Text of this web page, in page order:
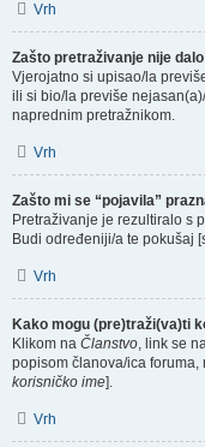
Vrh
Zašto pretraživanje nije
Vjerojatno si upisao/la
ili si bio/la previše
naprednim pretražnikom.
Vrh
Zašto mi se “pojavila”
Pretraživanje je rezultiralo s
Budi određeniji/a te pokušaj
Vrh
Kako mogu (pre)traži(va)ti
Klikom na Članstvo, link se
popisom članova/ica
korisničko ime].
Vrh